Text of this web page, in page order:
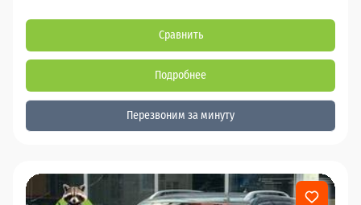
Сравнить
Подробнее
Перезвоним за минуту